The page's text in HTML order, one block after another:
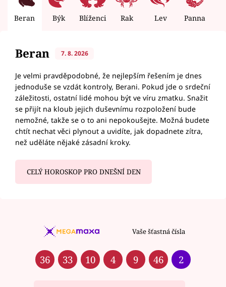
Beran Býk Blíženci Rak Lev Panna
Beran 7. 8. 2026
Je velmi pravděpodobné, že nejlepším řešením je dnes
jednoduše se vzdát kontroly, Berani. Pokud jde o srdeční
záležitosti, ostatní lidé mohou být ve víru zmatku. Snažit
se přijít na kloub jejich duševnímu rozpoložení bude
nemožné, takže se o to ani nepokoušejte. Možná budete
chtít nechat věci plynout a uvidíte, jak dopadnete zítra,
než uděláte nějaké zásadní kroky.
CELÝ HOROSKOP PRO DNEŠNÍ DEN
Vaše šťastná čísla
36 33 10 4 9 46 2